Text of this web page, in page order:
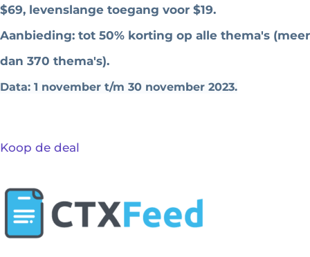
$69, levenslange toegang voor $19.
Aanbieding: tot 50% korting op alle thema's (meer
dan 370 thema's).
Data: 1 november t/m 30 november 2023.
Koop de deal